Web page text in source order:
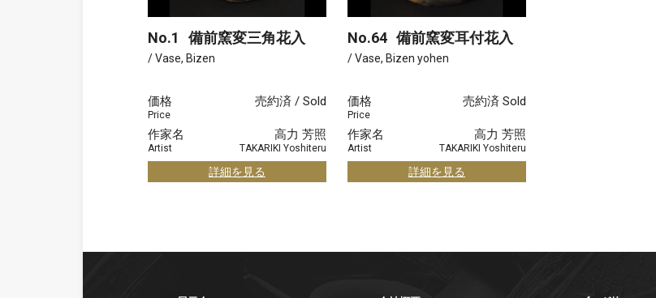
No.1 備前窯変三角花入
/ Vase, Bizen
価格
Price
売約済 / Sold
作家名
Artist
高力 芳照
TAKARIKI Yoshiteru
詳細を見る
No.64 備前窯変耳付花入
/ Vase, Bizen yohen
価格
Price
売約済 Sold
作家名
Artist
高力 芳照
TAKARIKI Yoshiteru
詳細を見る